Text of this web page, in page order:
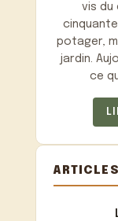
vis du
potager,
jardin.
ce